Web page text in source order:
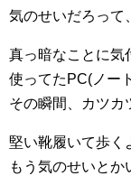
気のせいだろって
真っ暗なことに気
使ってたPC(ノー
その瞬間、カツカ
堅い靴履いて歩く
もう気のせいとか